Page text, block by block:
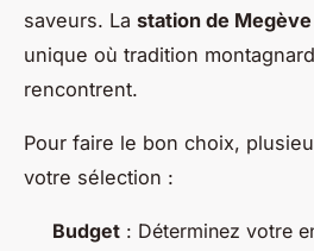
saveurs. La station de Megève
unique où tradition
rencontrent.
Pour faire le bon choix,
votre sélection :
Budget : Déterminez votre